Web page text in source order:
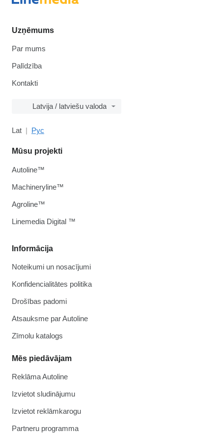
Uzņēmums
Par mums
Palīdzība
Kontakti
Latvija / latviešu valoda
Lat Рус
Informācija
Noteikumi un nosacījumi
Konfidencialitātes politika
Drošības padomi
Atsauksme par Autoline
Zīmolu katalogs
Mēs piedāvājam
Reklāma Autoline
Izvietot sludinājumu
Izvietot reklāmkarogu
Partneru programma
Mūsu projekti
Autoline™
Machineryline™
Agroline™
Linemedia Digital ™